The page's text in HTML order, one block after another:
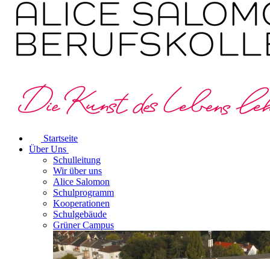
Startseite
Über Uns
Schulleitung
Wir über uns
Alice Salomon
Schulprogramm
Kooperationen
Schulgebäude
Grüner Campus